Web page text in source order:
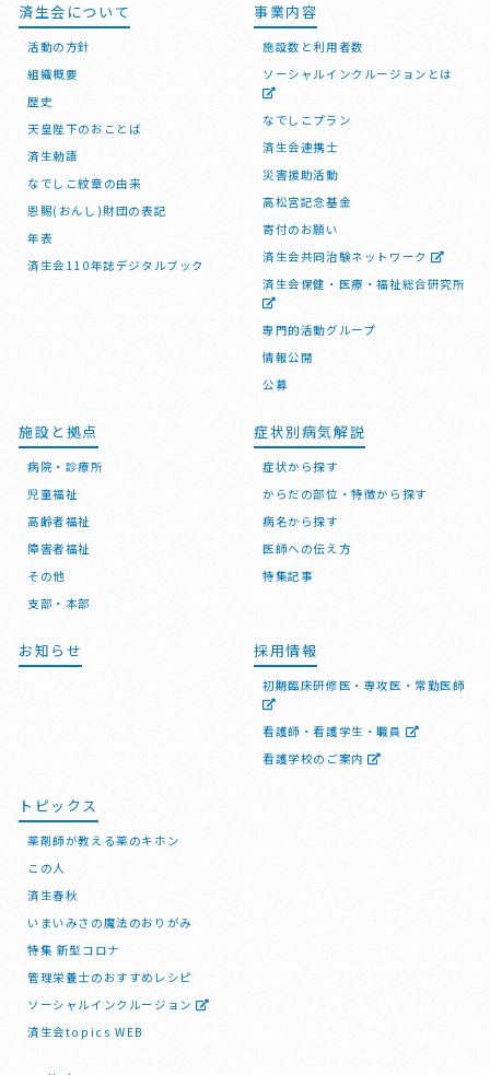
済生会について
活動の方針
組織概要
歴史
天皇陛下のおことば
済生勅語
なでしこ紋章の由来
恩賜(おんし)財団の表記
年表
済生会110年誌デジタルブック
事業内容
施設数と利用者数
ソーシャルインクルージョンとは
なでしこプラン
済生会連携士
災害援助活動
高松宮記念基金
寄付のお願い
済生会共同治験ネットワーク
済生会保健・医療・福祉総合研究所
専門的活動グループ
情報公開
公募
施設と拠点
病院・診療所
児童福祉
高齢者福祉
障害者福祉
その他
支部・本部
症状別病気解説
症状から探す
からだの部位・特徴から探す
病名から探す
医師への伝え方
特集記事
お知らせ 採用情報
初期臨床研修医・専攻医・常勤医師
看護師・看護学生・職員
看護学校のご案内
トピックス
薬剤師が教える薬のキホン
この人
済生春秋
いまいみさの魔法のおりがみ
特集 新型コロナ
管理栄養士のおすすめレシピ
ソーシャルインクルージョン
済生会topics WEB